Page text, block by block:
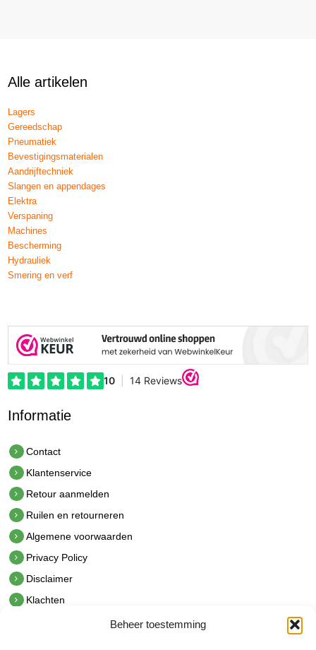
Beheer toestemming
Alle artikelen
Lagers
Gereedschap
Pneumatiek
Bevestigingsmaterialen
Aandrijftechniek
Slangen en appendages
Elektra
Verspaning
Machines
Bescherming
Hydrauliek
Smering en verf
Informatie
Contact
Klantenservice
Retour aanmelden
Ruilen en retourneren
Algemene voorwaarden
Privacy Policy
Disclaimer
Klachten